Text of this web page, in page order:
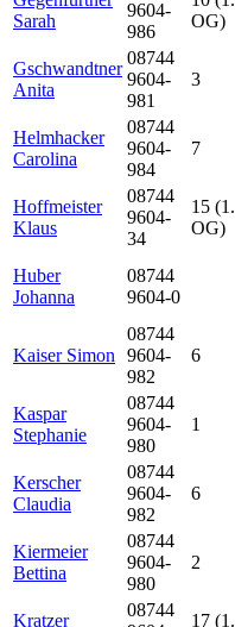
Sarah
9604-
986
OG)
Gschwandtner
Anita
08744
9604-
981
3
Helmhacker
Carolina
08744
9604-
984
7
Hoffmeister
Klaus
08744
9604-
34
15 (1.
OG)
Huber
Johanna
08744
9604-0
Kaiser Simon
08744
9604-
982
6
Kaspar
Stephanie
08744
9604-
980
1
Kerscher
Claudia
08744
9604-
982
6
Kiermeier
Bettina
08744
9604-
980
2
Kratzer
08744
17 (1.